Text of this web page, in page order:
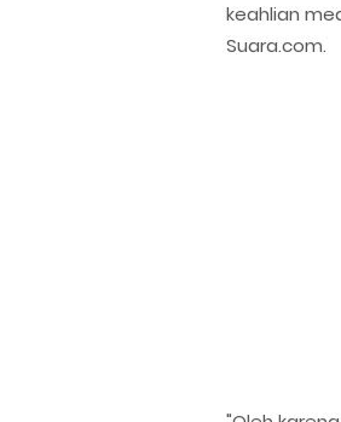
keahlian
Suara.com.